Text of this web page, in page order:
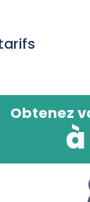
Obtenez